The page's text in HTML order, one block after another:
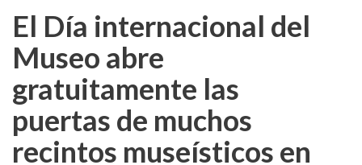
El Día internacional del
Museo abre
gratuitamente las
puertas de muchos
recintos museísticos en